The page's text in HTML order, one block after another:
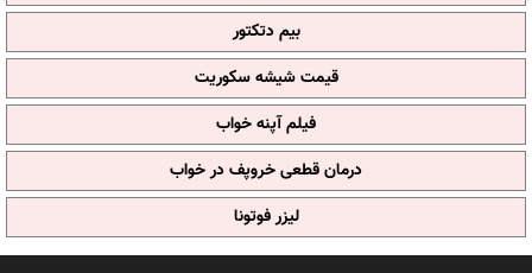
بیم دتکتور
قیمت شیشه سکوریت
فیلم آپنه خواب
درمان قطعی خروپف در خواب
لیزر فوتونا